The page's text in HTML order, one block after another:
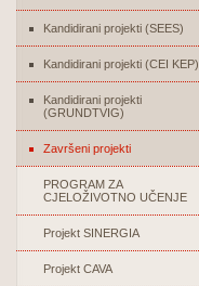
Kandidirani projekti (SEES)
Kandidirani projekti (CEI KEP)
Kandidirani projekti
(GRUNDTVIG)
Završeni projekti
PROGRAM ZA
CJELOŽIVOTNO UČENJE
Projekt SINERGIA
Projekt CAVA